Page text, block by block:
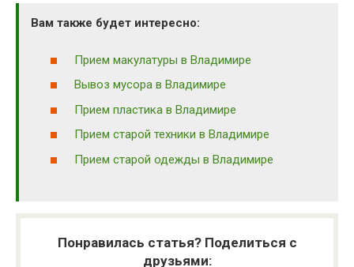
Вам также будет интересно:
Прием макулатуры в Владимире
Вывоз мусора в Владимире
Прием пластика в Владимире
Прием старой техники в Владимире
Прием старой одежды в Владимире
Понравилась статья? Поделиться с
друзьями: